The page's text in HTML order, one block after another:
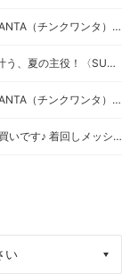
【新入荷】＜CINQUANTA（チンクワンタ）＞スペシャルなドライビングブルゾン
涼しくてかわいいが叶う、夏の主役！〈SUN SURF〉別注スカート
【新入荷】＜CINQUANTA（チンクワンタ）＞ドライビングブルゾン
【50%OFF!】これは買いです♪ 着回しメッシュフーディ♪